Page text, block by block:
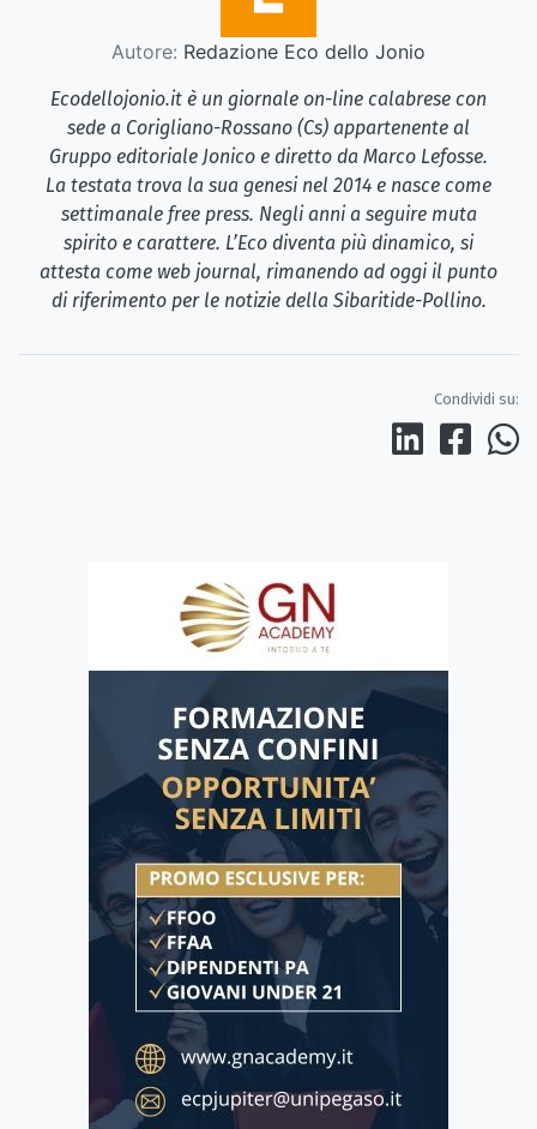
Autore: Redazione Eco dello Jonio
Ecodellojonio.it è un giornale on-line calabrese con
sede a Corigliano-Rossano (Cs) appartenente al
Gruppo editoriale Jonico e diretto da Marco Lefosse.
La testata trova la sua genesi nel 2014 e nasce come
settimanale free press. Negli anni a seguire muta
spirito e carattere. L’Eco diventa più dinamico, si
attesta come web journal, rimanendo ad oggi il punto
di riferimento per le notizie della Sibaritide-Pollino.
Condividi su: